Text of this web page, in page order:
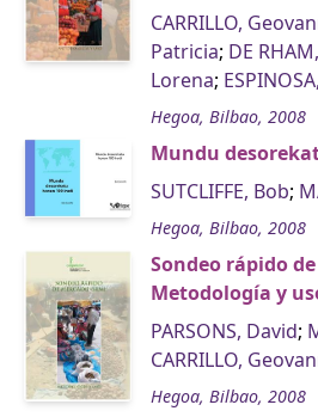
CARRILLO,
Patricia; DE
Lorena;
Hegoa, Bilbao, 2008
Mundu
SUTCLIFFE, Bob;
Hegoa, Bilbao, 2008
Sondeo rápido
Metodología y
PARSONS, David;
CARRILLO,
Hegoa, Bilbao, 2008